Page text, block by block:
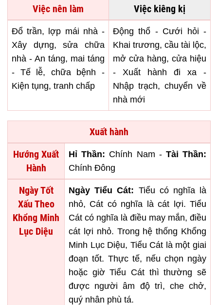
Việc nên làm Việc kiêng kị
Đổ trần, lợp mái nhà -
Xây dựng, sửa chữa
nhà - An táng, mai táng
- Tế lễ, chữa bệnh -
Kiện tụng, tranh chấp
Động thổ - Cưới hỏi -
Khai trương, cầu tài lộc,
mở cửa hàng, cửa hiệu
- Xuất hành đi xa -
Nhập trạch, chuyển về
nhà mới
Xuất hành
Hướng Xuất
Hành
Hỉ Thần: Chính Nam - Tài Thần:
Chính Đông
Ngày Tốt
Xấu Theo
Khổng Minh
Lục Diệu
Ngày Tiểu Cát: Tiểu có nghĩa là
nhỏ, Cát có nghĩa là cát lợi. Tiểu
Cát có nghĩa là điều may mắn, điều
cát lợi nhỏ. Trong hệ thống Khổng
Minh Lục Diệu, Tiểu Cát là một giai
đoạn tốt. Thực tế, nếu chọn ngày
hoặc giờ Tiểu Cát thì thường sẽ
được người âm độ trì, che chở,
quý nhân phù tá.